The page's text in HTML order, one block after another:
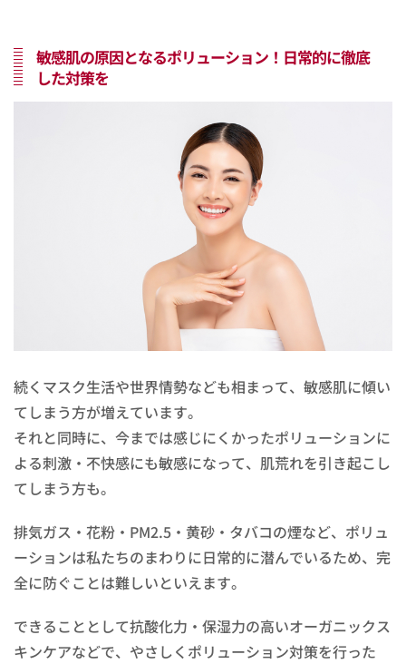
敏感肌の原因となるポリューション！日常的に徹底
した対策を
続くマスク生活や世界情勢なども相まって、敏感肌に傾い
てしまう方が増えています。
それと同時に、今までは感じにくかったポリューションに
よる刺激・不快感にも敏感になって、肌荒れを引き起こし
てしまう方も。
排気ガス・花粉・PM2.5・黄砂・タバコの煙など、ポリュ
ーションは私たちのまわりに日常的に潜んでいるため、完
全に防ぐことは難しいといえます。
できることとして抗酸化力・保湿力の高いオーガニックス
キンケアなどで、やさしくポリューション対策を行った